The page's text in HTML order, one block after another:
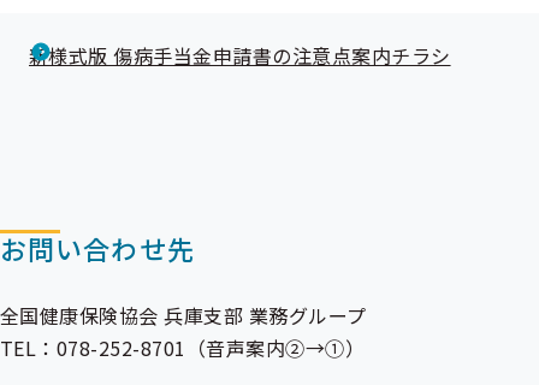
新様式版 傷病手当金申請書の注意点案内チラシ
お問い合わせ先
全国健康保険協会 兵庫支部 業務グループ
TEL：078-252-8701（音声案内②→①）